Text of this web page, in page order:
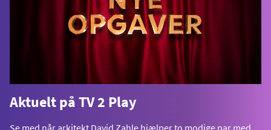
Aktuelt på TV 2 Play
Se med når arkitekt David Zahle hjælper to modige par med